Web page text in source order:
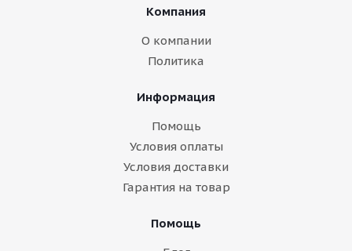
Компания
О компании
Политика
Информация
Помощь
Условия оплаты
Условия доставки
Гарантия на товар
Помощь